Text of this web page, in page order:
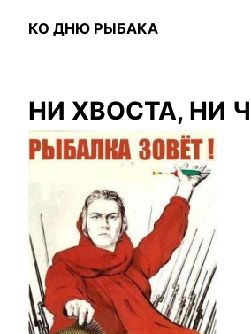
КО ДНЮ РЫБАКА
НИ ХВОСТА, НИ